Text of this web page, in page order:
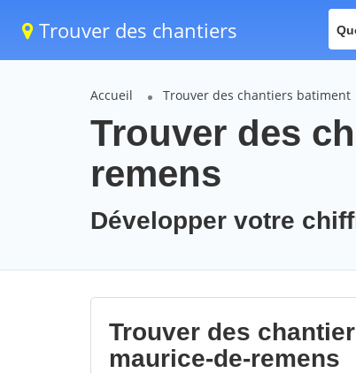
Trouver des chantiers
Accueil Trouver des chantiers batiment
Trouver des
remens
Développer votre
Trouver des
maurice-de-remens